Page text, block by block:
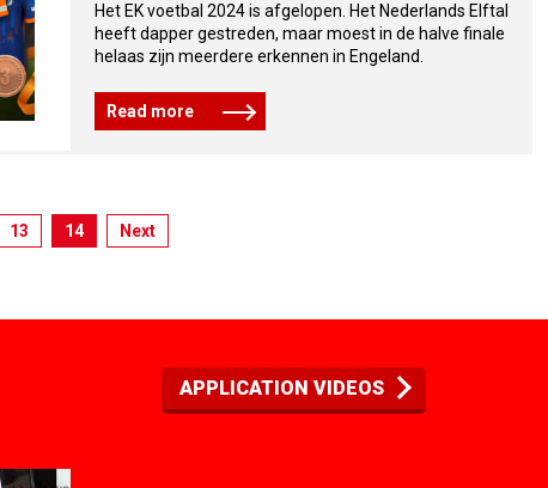
Het EK voetbal 2024 is afgelopen. Het Nederlands Elftal
heeft dapper gestreden, maar moest in de halve finale
helaas zijn meerdere erkennen in Engeland.
Read more
13 14 Next
APPLICATION VIDEOS